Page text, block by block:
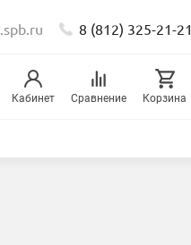
8 (812) 325-21-21
Кабинет Сравнение Корзина